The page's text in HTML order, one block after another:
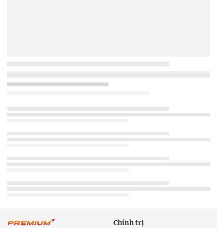
Chính trị